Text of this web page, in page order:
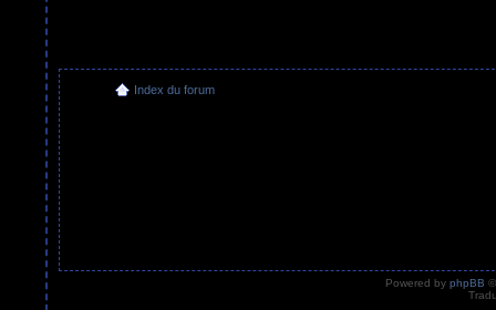
Index du forum
Powered by phpBB